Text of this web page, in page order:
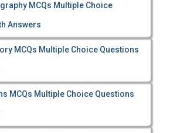
MCQs Multiple Choice
Answers
MCQs Multiple Choice Questions
MCQs Multiple Choice Questions